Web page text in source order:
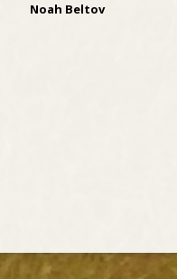
Noah Beltov